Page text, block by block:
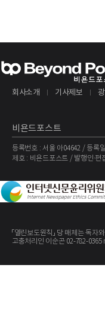
회사소개 기사제보
비욘드포스트
등록번호 : 서울 아04642 / 등록
제호 : 비욘드포스트 / 발행인·
Copyright ©The
「열린보도원칙」 당 매체는 독
고충처리인 이순곤 02-782-